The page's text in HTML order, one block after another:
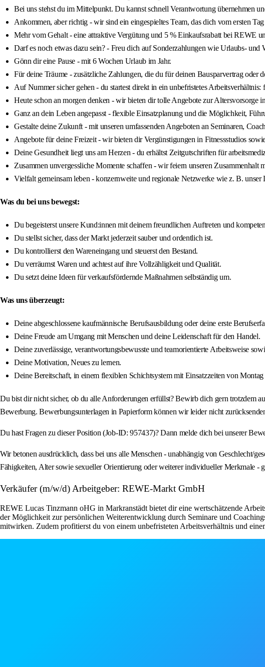
Bei uns stehst du im Mittelpunkt. Du kannst schnell Verantwortung übernehmen
Ankommen, aber richtig - wir sind ein eingespieltes Team, das dich vom ersten
Mehr vom Gehalt - eine attraktive Vergütung und 5 % Einkaufsrabatt bei
Darf es noch etwas dazu sein? - Freu dich auf Sonderzahlungen wie Urlaubs- und
Gönn dir eine Pause - mit 6 Wochen Urlaub im Jahr.
Für deine Träume - zusätzliche Zahlungen, die du für deinen Bausparvertrag oder
Auf Nummer sicher gehen - du startest direkt in ein unbefristetes
Heute schon an morgen denken - wir bieten dir tolle Angebote zur Altersvorsorge
Ganz an dein Leben angepasst - flexible Einsatzplanung und die Möglichkeit,
Gestalte deine Zukunft - mit unseren umfassenden Angeboten an Seminaren,
Angebote für deine Freizeit - wir bieten dir Vergünstigungen in Fitnessstudios
Deine Gesundheit liegt uns am Herzen - du erhältst Zeitgutschriften für
Zusammen unvergessliche Momente schaffen - wir feiern unseren Zusammenhalt
Vielfalt gemeinsam leben - konzernweite und regionale Netzwerke wie z. B.
Was du bei uns bewegst:
Du begeisterst unsere Kund:innen mit deinem freundlichen Auftreten und
Du stellst sicher, dass der Markt jederzeit sauber und ordentlich ist.
Du kontrollierst den Wareneingang und steuerst den Bestand.
Du verräumst Waren und achtest auf ihre Vollzähligkeit und Qualität.
Du setzt deine Ideen für verkaufsfördernde Maßnahmen selbständig um.
Was uns überzeugt:
Deine abgeschlossene kaufmännische Berufsausbildung oder deine erste
Deine Freude am Umgang mit Menschen und deine Leidenschaft für den Handel.
Deine zuverlässige, verantwortungsbewusste und teamorientierte Arbeitsweise
Deine Motivation, Neues zu lernen.
Deine Bereitschaft, in einem flexiblen Schichtsystem mit Einsatzzeiten von Montag
Du bist dir nicht sicher, ob du alle Anforderungen erfüllst? Bewirb dich gern trotzdem
Bewerbung. Bewerbungsunterlagen in Papierform können wir leider nicht
Du hast Fragen zu dieser Position (Job-ID: 957437)? Dann melde dich bei unserer
Wir betonen ausdrücklich, dass bei uns alle Menschen - unabhängig von Geschlecht/
Fähigkeiten, Alter sowie sexueller Orientierung oder weiterer individueller Merkmale -
Verkäufer (m/w/d) Arbeitgeber: REWE-Markt GmbH
REWE Lucas Tinzmann oHG in Markranstädt bietet dir eine wertschätzende
der Möglichkeit zur persönlichen Weiterentwicklung durch Seminare und
mitwirken. Zudem profitierst du von einem unbefristeten Arbeitsverhältnis und